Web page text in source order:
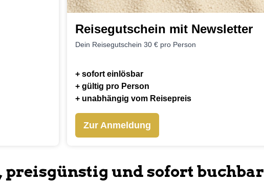
Reisegutschein mit Newsletter
Dein Reisegutschein 30 € pro Person
+ sofort einlösbar
+ gültig pro Person
+ unabhängig vom Reisepreis
Zur Anmeldung
preisgünstig und sofort buchbar